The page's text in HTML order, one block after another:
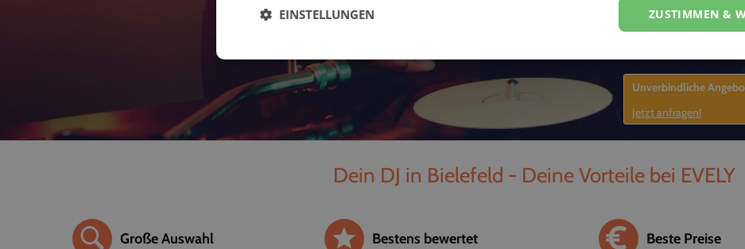
Unverbindliche
Jetzt anfragen!
Dein DJ in Bielefeld - Deine Vorteile bei EVELY
Große Auswahl Bestens bewertet Beste Preise
ZUSTIMMEN &
EINSTELLUNGEN